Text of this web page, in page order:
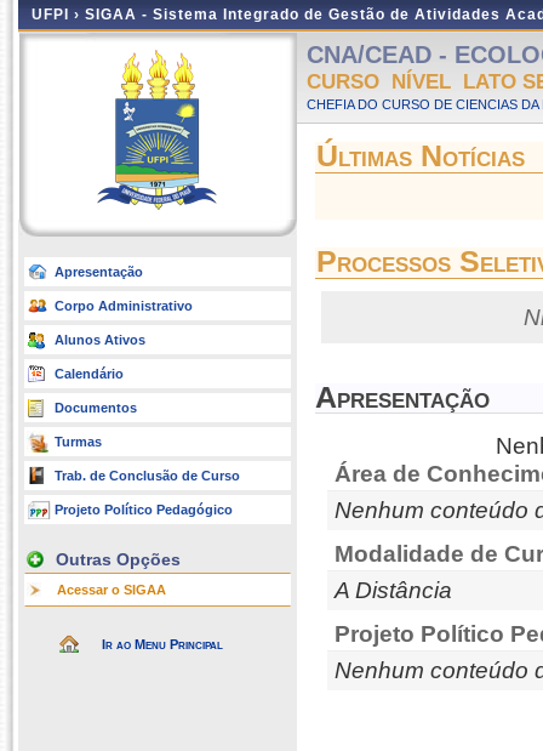
UFPI › SIGAA - Sistema Integrado de Gestão de Atividades
Apresentação
Corpo Administrativo
Alunos Ativos
Calendário
Documentos
Turmas
Trab. de Conclusão de Curso
Projeto Político Pedagógico
Outras Opções
Acessar o SIGAA
Ir ao Menu Principal
CNA/CEAD -
CURSO NÍVEL LATO
CHEFIA DO CURSO DE CIENCIAS
Últimas Notícias
Processos
Apresentação
Área de
Nenhum conteúdo
Modalidade de
A Distância
Projeto Político
Nenhum conteúdo